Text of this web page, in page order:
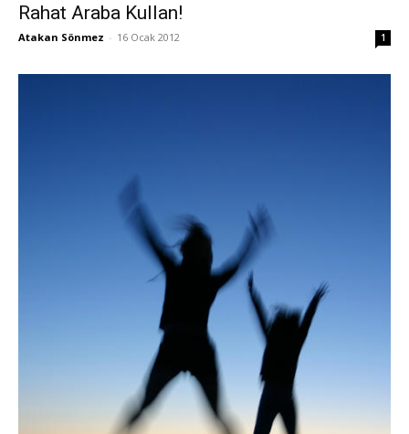
Rahat Araba Kullan!
Atakan Sönmez - 16 Ocak 2012 1